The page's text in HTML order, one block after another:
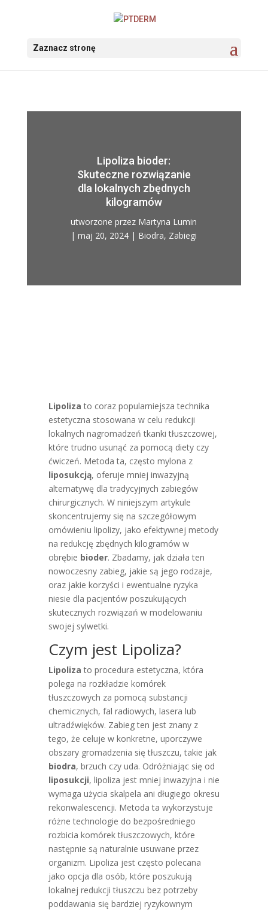
Zaznacz stronę
Lipoliza bioder:
Skuteczne rozwiązanie
dla lokalnych zbędnych
kilogramów
utworzone przez Martyna Lumin
|maj 20, 2024 | Biodra, Zabiegi
Lipoliza to coraz popularniejsza technika
estetyczna stosowana w celu redukcji
lokalnych nagromadzeń tkanki tłuszczowej,
które trudno usunąć za pomocą diety czy
ćwiczeń. Metoda ta, często mylona z
liposukcją, oferuje mniej inwazyjną
alternatywę dla tradycyjnych zabiegów
chirurgicznych. W niniejszym artykule
skoncentrujemy się na szczegółowym
omówieniu lipolizy, jako efektywnej metody
na redukcję zbędnych kilogramów w
obrębie bioder. Zbadamy, jak działa ten
nowoczesny zabieg, jakie są jego rodzaje,
oraz jakie korzyści i ewentualne ryzyka
niesie dla pacjentów poszukujących
skutecznych rozwiązań w modelowaniu
swojej sylwetki.
Czym jest Lipoliza?
Lipoliza to procedura estetyczna, która
polega na rozkładzie komórek
tłuszczowych za pomocą substancji
chemicznych, fal radiowych, lasera lub
ultradźwięków. Zabieg ten jest znany z
tego, że celuje w konkretne, uporczywe
obszary gromadzenia się tłuszczu, takie jak
biodra, brzuch czy uda. Odróżniając się od
liposukcji, lipoliza jest mniej inwazyjna i nie
wymaga użycia skalpela ani długiego okresu
rekonwalescencji. Metoda ta wykorzystuje
różne technologie do bezpośredniego
rozbicia komórek tłuszczowych, które
następnie są naturalnie usuwane przez
organizm. Lipoliza jest często polecana
jako opcja dla osób, które poszukują
lokalnej redukcji tłuszczu bez potrzeby
poddawania się bardziej ryzykownym